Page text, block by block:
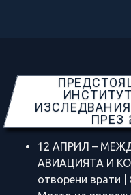
ПРЕЗ
12 АПРИЛ –
АВИАЦИЯТА И
отворени врати |